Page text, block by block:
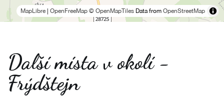
MapLibre OpenFreeMap © OpenMapTiles Data from OpenStreetMap
Další místa v okolí -
Frýdštejn